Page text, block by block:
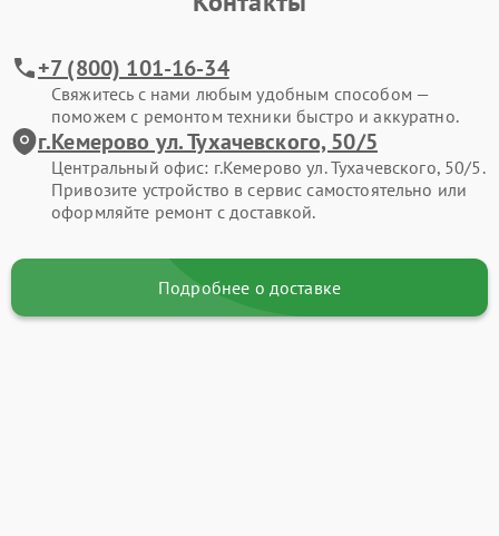
+7 (800) 101-16-34
Свяжитесь с нами любым удобным способом —
поможем с ремонтом техники быстро и аккуратно.
г.Кемерово ул. Тухачевского, 50/5
Центральный офис: г.Кемерово ул. Тухачевского, 50/5.
Привозите устройство в сервис самостоятельно или
оформляйте ремонт с доставкой.
Подробнее о доставке